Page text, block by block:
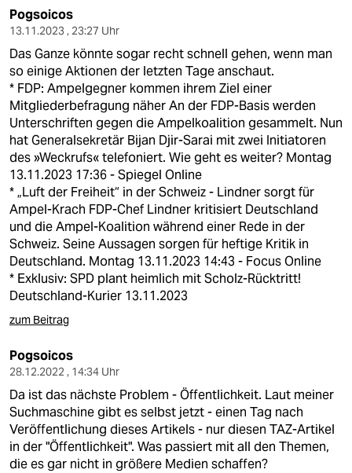
veranstaltungen
shop
fragen & hilfe
unterstützen
abo
genossenschaft
epaper login
Pogsoicos
13.11.2023 , 23:27 Uhr
Das Ganze könnte sogar recht schnell gehen, wenn man
so einige Aktionen der letzten Tage anschaut.
* FDP: Ampelgegner kommen ihrem Ziel einer
Mitgliederbefragung näher An der FDP-Basis werden
Unterschriften gegen die Ampelkoalition gesammelt. Nun
hat Generalsekretär Bijan Djir-Sarai mit zwei Initiatoren
des »Weckrufs« telefoniert. Wie geht es weiter? Montag
13.11.2023 17:36 - Spiegel Online
* „Luft der Freiheit“ in der Schweiz - Lindner sorgt für
Ampel-Krach FDP-Chef Lindner kritisiert Deutschland
und die Ampel-Koalition während einer Rede in der
Schweiz. Seine Aussagen sorgen für heftige Kritik in
Deutschland. Montag 13.11.2023 14:43 - Focus Online
* Exklusiv: SPD plant heimlich mit Scholz-Rücktritt!
Deutschland-Kurier 13.11.2023
zum Beitrag
Pogsoicos
28.12.2022 , 14:34 Uhr
Da ist das nächste Problem - Öffentlichkeit. Laut meiner
Suchmaschine gibt es selbst jetzt - einen Tag nach
Veröffentlichung dieses Artikels - nur diesen TAZ-Artikel
in der "Öffentlichkeit". Was passiert mit all den Themen,
die es gar nicht in größere Medien schaffen?